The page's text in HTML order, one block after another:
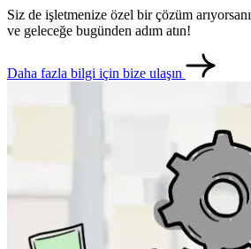
Siz de işletmenize özel bir çözüm
ve geleceğe bugünden adım atın!
Daha fazla bilgi için bize ulaşın